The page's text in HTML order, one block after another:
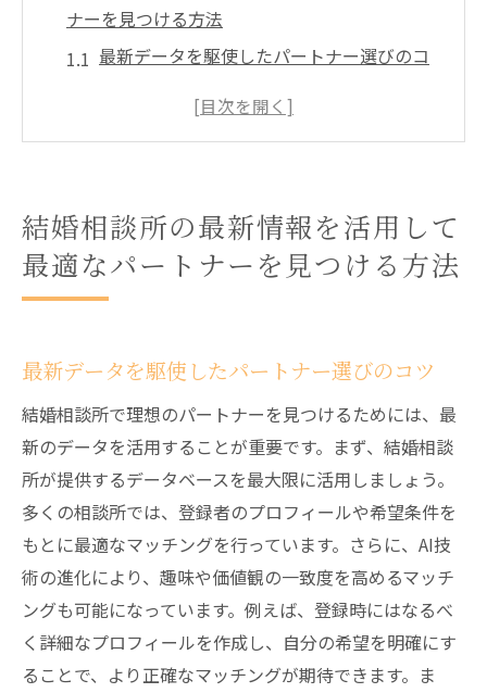
ナーを見つける方法
最新データを駆使したパートナー選びのコ
結婚相談所のトレンドを知る重要性
フィードバックを活用した自己改善方法
成功事例から学ぶマッチングの秘訣
結婚相談所の選び方と最新情報で成功するステ
選び方の基本と最新情報の重要性
比較すべきポイントと選び方の基準
契約前に確認すべき最新サービス
登録後のサポート体制をチェック
最新の成婚率データを参照する
成功者の声から学ぶ選び方
SNS活用で結婚相談所の最新情報を手に入れる
秘訣
フォローすべきSNSアカウントの紹介
結婚相談所の最新情報を活用して
最適なパートナーを見つける方法
最新データを駆使したパートナー選びのコツ
結婚相談所で理想のパートナーを見つけるためには、最
新のデータを活用することが重要です。まず、結婚相談
所が提供するデータベースを最大限に活用しましょう。
多くの相談所では、登録者のプロフィールや希望条件を
もとに最適なマッチングを行っています。さらに、AI技
術の進化により、趣味や価値観の一致度を高めるマッチ
ングも可能になっています。例えば、登録時にはなるべ
く詳細なプロフィールを作成し、自分の希望を明確にす
ることで、より正確なマッチングが期待できます。ま